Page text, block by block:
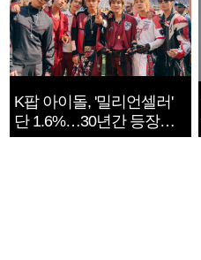
K팝 아이돌, '밀리언셀러'
단 1.6%…30년간 등장
1182개팀 전수조사